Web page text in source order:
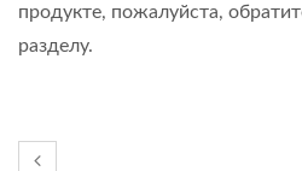
продукте, пожалуйста,
разделу.